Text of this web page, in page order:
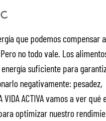
que podemos compensar
no todo vale. Los
suficiente para
negativamente: pesadez,
ACTIVA vamos a ver qué
optimizar nuestro